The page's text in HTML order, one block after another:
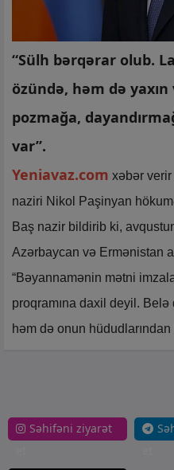
“Sülh bərqərar olub.
özündə, həm də
pozmağa,
var”.
Yeniavaz.com xəbər
naziri Nikol Paşinyan
Baş nazir bildirib ki,
Azərbaycan və Ermənistan
“Bəyannamənin mətni
proqramına daxil deyil.
həm də onun
Səhifəni ziyarət